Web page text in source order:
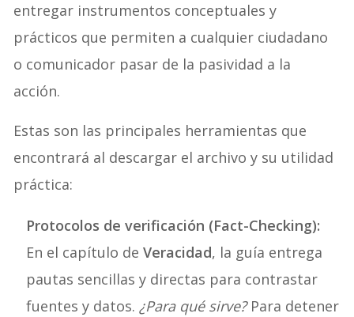
entregar instrumentos conceptuales y
prácticos que permiten a cualquier ciudadano
o comunicador pasar de la pasividad a la
acción.
Estas son las principales herramientas que
encontrará al descargar el archivo y su utilidad
práctica:
Protocolos de verificación (Fact-Checking):
En el capítulo deVeracidad, la guía entrega
pautas sencillas y directas para contrastar
fuentes y datos.¿Para qué sirve?Para detener